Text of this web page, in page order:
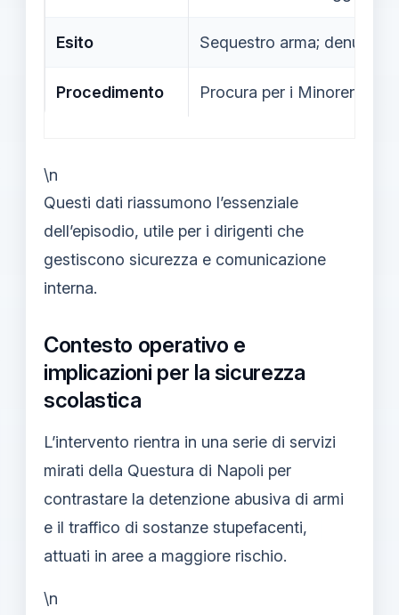
Esito Sequestro arma;
Procedimento Procura per i Minorenni di
\n
Questi dati riassumono l’essenziale
dell’episodio, utile per i dirigenti che
gestiscono sicurezza e comunicazione
interna.
Contesto operativo e
implicazioni per la sicurezza
scolastica
L’intervento rientra in una serie di servizi
mirati della Questura di Napoli per
contrastare la detenzione abusiva di armi
e il traffico di sostanze stupefacenti,
attuati in aree a maggiore rischio.
\n